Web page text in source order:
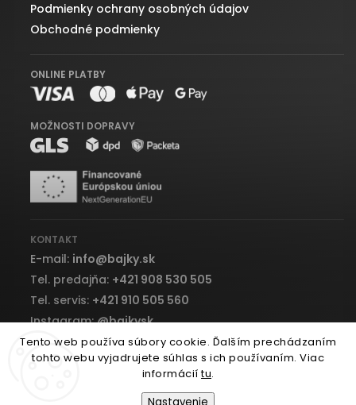
Tento web používa súbory cookie. Ďalším prechádzaním
tohto webu vyjadrujete súhlas s ich používaním. Viac
informáciítu.
Podmienky ochrany osobných údajov
Obchodné podmienky
ONLINE PLATBY
MOŽNOSTI DOPRAVY
KONTAKT
E-mail: info@bajky.sk
Tel. predajňa: +421 908 530 505
Tel. servis: +421 910 505 560
Instagram:@bajkysk
Facebook:bajky.sk